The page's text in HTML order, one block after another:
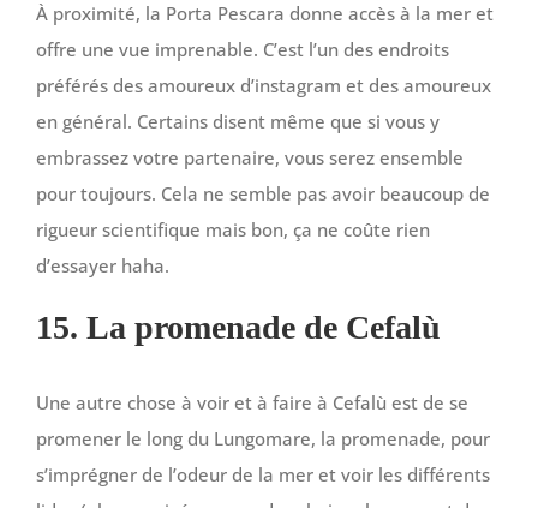
À proximité, la Porta Pescara donne accès à la mer et
offre une vue imprenable. C’est l’un des endroits
préférés des amoureux d’instagram et des amoureux
en général. Certains disent même que si vous y
embrassez votre partenaire, vous serez ensemble
pour toujours. Cela ne semble pas avoir beaucoup de
rigueur scientifique mais bon, ça ne coûte rien
d’essayer haha.
15. La promenade de Cefalù
Une autre chose à voir et à faire à Cefalù est de se
promener le long du Lungomare, la promenade, pour
s’imprégner de l’odeur de la mer et voir les différents